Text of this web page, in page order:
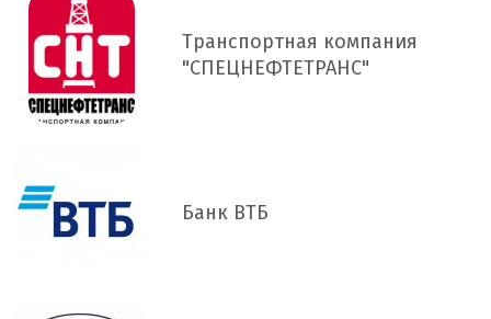
Транспортная компания
"СПЕЦНЕФТЕТРАНС"
Банк ВТБ